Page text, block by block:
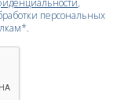
персональных